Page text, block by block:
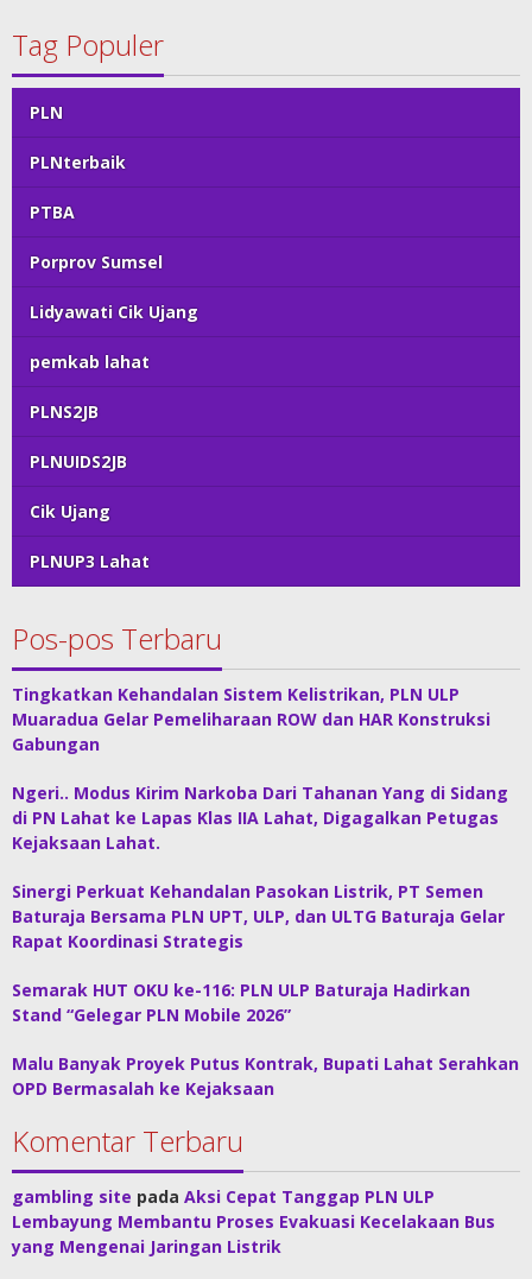
Tag Populer
PLN
PLNterbaik
PTBA
Porprov Sumsel
Lidyawati Cik Ujang
pemkab lahat
PLNS2JB
PLNUIDS2JB
Cik Ujang
PLNUP3 Lahat
Pos-pos Terbaru
Tingkatkan Kehandalan Sistem Kelistrikan, PLN ULP
Muaradua Gelar Pemeliharaan ROW dan HAR Konstruksi
Gabungan
Ngeri.. Modus Kirim Narkoba Dari Tahanan Yang di Sidang
di PN Lahat ke Lapas Klas IIA Lahat, Digagalkan Petugas
Kejaksaan Lahat.
Sinergi Perkuat Kehandalan Pasokan Listrik, PT Semen
Baturaja Bersama PLN UPT, ULP, dan ULTG Baturaja Gelar
Rapat Koordinasi Strategis
Semarak HUT OKU ke-116: PLN ULP Baturaja Hadirkan
Stand “Gelegar PLN Mobile 2026”
Malu Banyak Proyek Putus Kontrak, Bupati Lahat Serahkan
OPD Bermasalah ke Kejaksaan
Komentar Terbaru
gambling site pada Aksi Cepat Tanggap PLN ULP
Lembayung Membantu Proses Evakuasi Kecelakaan Bus
yang Mengenai Jaringan Listrik